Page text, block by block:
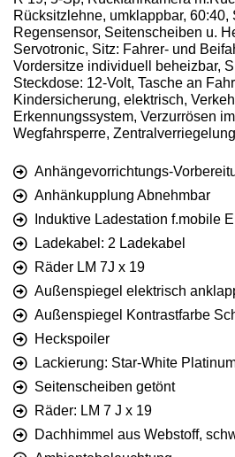
Rücksitzlehne, umklappbar,
Regensensor, Seitenscheiben u.
Servotronic, Sitz: Fahrer- und
Vordersitze individuell beheizbar,
Steckdose: 12-Volt, Tasche an
Kindersicherung, elektrisch,
Erkennungssystem, Verzurrösen
Wegfahrsperre,
Anhängevorrichtungs-
Anhänkupplung Abnehmbar
Induktive Ladestation f.mobile
Ladekabel: 2 Ladekabel
Räder LM 7J x 19
Außenspiegel elektrisch
Außenspiegel Kontrastfarbe
Heckspoiler
Lackierung: Star-White
Seitenscheiben getönt
Räder: LM 7 J x 19
Dachhimmel aus Webstoff,